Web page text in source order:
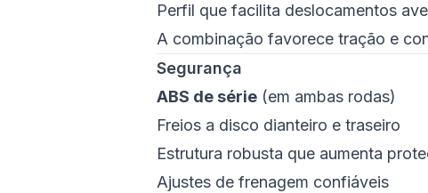
Perfil que facilita deslocamentos
A combinação favorece tração e
Segurança
ABS de série (em ambas rodas)
Freios a disco dianteiro e traseiro
Estrutura robusta que aumenta
Ajustes de frenagem confiáveis